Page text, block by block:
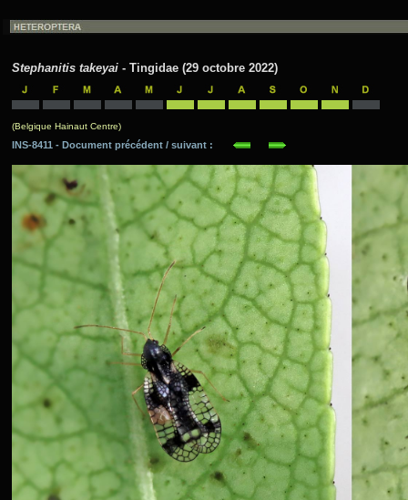
Stephanitis takeyai - Tingidae (29 octobre 2022)
(Belgique Hainaut Centre)
INS-8411 - Document précédent / suivant :